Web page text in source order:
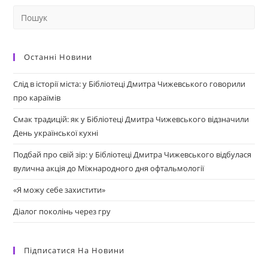
Останні Новини
Слід в історії міста: у Бібліотеці Дмитра Чижевського говорили
про караїмів
Смак традицій: як у Бібліотеці Дмитра Чижевського відзначили
День української кухні
Подбай про свій зір: у Бібліотеці Дмитра Чижевського відбулася
вулична акція до Міжнародного дня офтальмології
«Я можу себе захистити»
Діалог поколінь через гру
Підписатися На Новини